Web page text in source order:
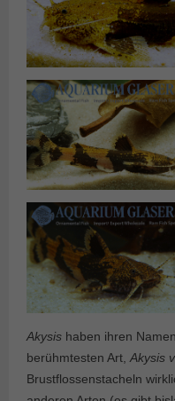
Akysis haben ihren
berühmtesten Art, Akysis
Brustflossenstacheln